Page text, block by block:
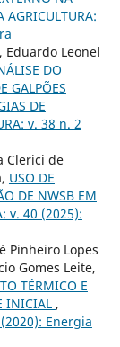
AGRICULTURA:
Leonel
DO
GALPÕES
DE
v. 38 n. 2
Clerici de
USO DE
DE NWSB EM
v. 40 (2025):
Pinheiro Lopes
Gomes Leite,
TÉRMICO E
INICIAL ,
(2020): Energia